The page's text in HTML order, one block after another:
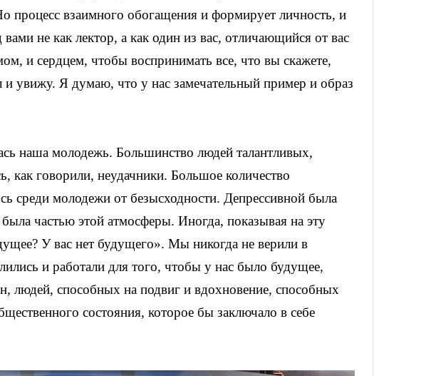
взаимного обогащения и формирует личность, и
не как лектор, а как один из вас, отличающийся от вас
и сердцем, чтобы воспринимать все, что вы скажете,
и увижу. Я думаю, что у нас замечательный пример и образ
наша молодежь. Большинство людей талантливых,
как говорили, неудачники. Большое количество
среди молодежи от безысходности. Депрессивной была
частью этой атмосферы. Иногда, показывая на эту
У вас нет будущего». Мы никогда не верили в
и работали для того, чтобы у нас было будущее,
людей, способных на подвиг и вдохновение, способных
состояния, которое бы заключало в себе